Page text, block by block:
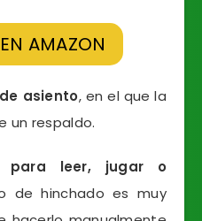
AMAZON
asiento, en el que la
un respaldo.
para leer, jugar o
de hinchado es muy